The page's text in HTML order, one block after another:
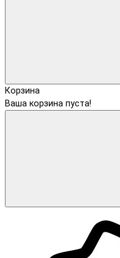
Корзина
Ваша корзина пуста!